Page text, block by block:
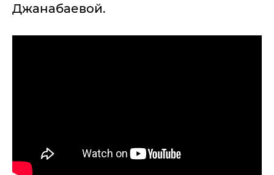
Джанабаевой.